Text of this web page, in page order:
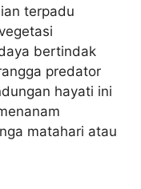
terpadu
bertindak
predator
hayati ini
matahari atau